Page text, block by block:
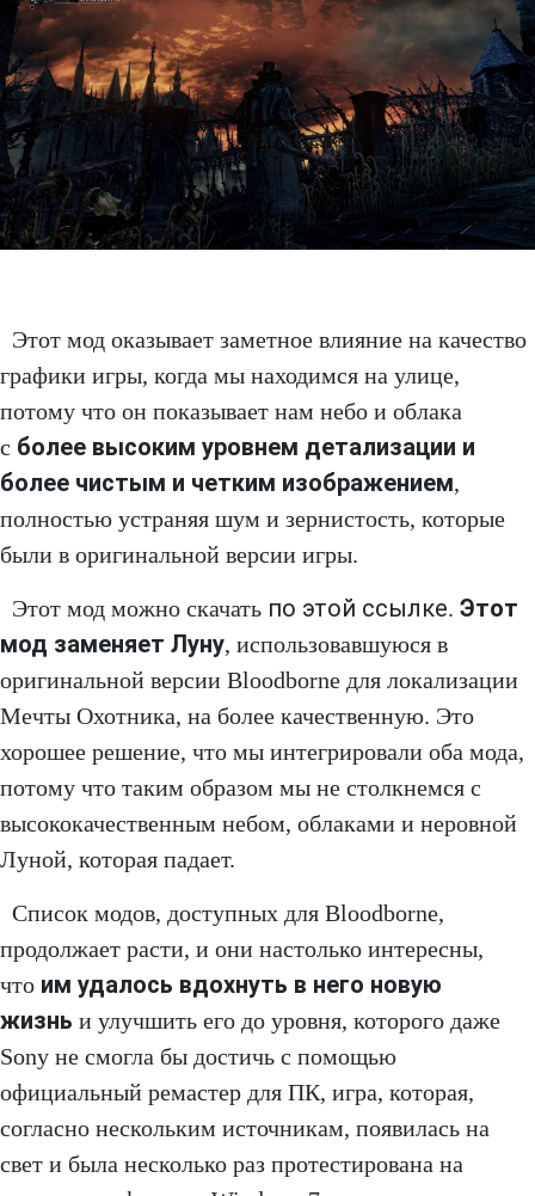
Этот мод оказывает заметное влияние на качество
графики игры, когда мы находимся на улице,
потому что он показывает нам небо и облака
с более высоким уровнем детализации и
более чистым и четким изображением,
полностью устраняя шум и зернистость, которые
были в оригинальной версии игры.
Этот мод можно скачать по этой ссылке. Этот
мод заменяет Луну, использовавшуюся в
оригинальной версии Bloodborne для локализации
Мечты Охотника, на более качественную. Это
хорошее решение, что мы интегрировали оба мода,
потому что таким образом мы не столкнемся с
высококачественным небом, облаками и неровной
Луной, которая падает.
Список модов, доступных для Bloodborne,
продолжает расти, и они настолько интересны,
что им удалось вдохнуть в него новую
жизнь и улучшить его до уровня, которого даже
Sony не смогла бы достичь с помощью
официальный ремастер для ПК, игра, которая,
согласно нескольким источникам, появилась на
свет и была несколько раз протестирована на